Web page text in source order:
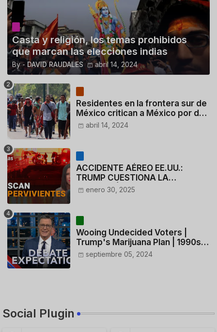
Casta y religión, los temas prohibidos
que marcan las elecciones indias
By - DAVID RAUDALES abril 14, 2024
Residentes en la frontera sur de
México critican a México por dar
110 dólares a migrantes
deportados
abril 14, 2024
ACCIDENTE AÉREO EE.UU.:
TRUMP CUESTIONA LA
ACTUACIÓN DE LOS
CONTROLADORES y PILOTO del
enero 30, 2025
Wooing Undecided Voters |
Trump's Marijuana Plan | 1990s
Porn Expert Mark Robinson
septiembre 05, 2024
Social Plugin